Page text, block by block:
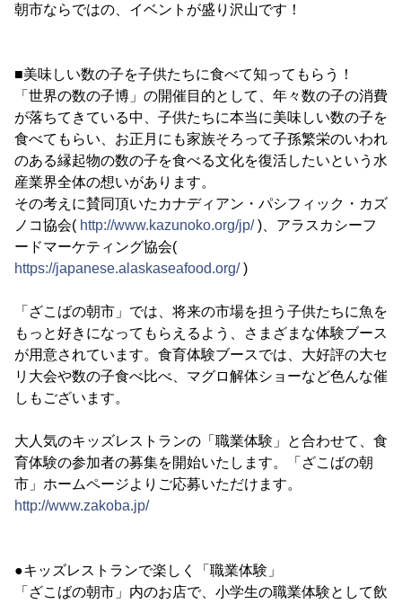
朝市ならではの、イベントが盛り沢山です！
■美味しい数の子を子供たちに食べて知ってもらう！
「世界の数の子博」の開催目的として、年々数の子の消費
が落ちてきている中、子供たちに本当に美味しい数の子を
食べてもらい、お正月にも家族そろって子孫繁栄のいわれ
のある縁起物の数の子を食べる文化を復活したいという水
産業界全体の想いがあります。
その考えに賛同頂いたカナディアン・パシフィック・カズ
ノコ協会( http://www.kazunoko.org/jp/)、アラスカシーフ
ードマーケティング協会(
https://japanese.alaskaseafood.org/)
「ざこばの朝市」では、将来の市場を担う子供たちに魚を
もっと好きになってもらえるよう、さまざまな体験ブース
が用意されています。食育体験ブースでは、大好評の大セ
リ大会や数の子食べ比べ、マグロ解体ショーなど色んな催
しもございます。
大人気のキッズレストランの「職業体験」と合わせて、食
育体験の参加者の募集を開始いたします。「ざこばの朝
市」ホームページよりご応募いただけます。
http://www.zakoba.jp/
●キッズレストランで楽しく「職業体験」
「ざこばの朝市」内のお店で、小学生の職業体験として飲